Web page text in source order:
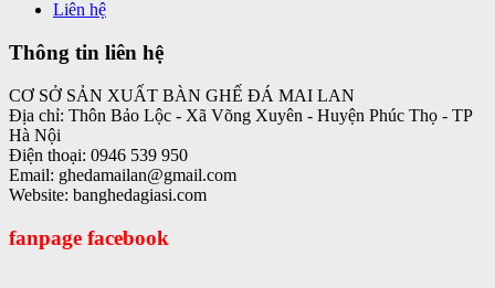
Liên hệ
Thông tin liên hệ
CƠ SỞ SẢN XUẤT BÀN GHẾ ĐÁ MAI LAN
Địa chỉ: Thôn Bảo Lộc - Xã Võng Xuyên - Huyện Phúc Thọ - TP
Hà Nội
Điện thoại: 0946 539 950
Email: ghedamailan@gmail.com
Website: banghedagiasi.com
fanpage facebook